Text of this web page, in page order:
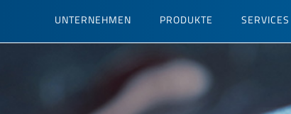
Inhalt
UNTERNEHMEN PRODUKTE SERVICES